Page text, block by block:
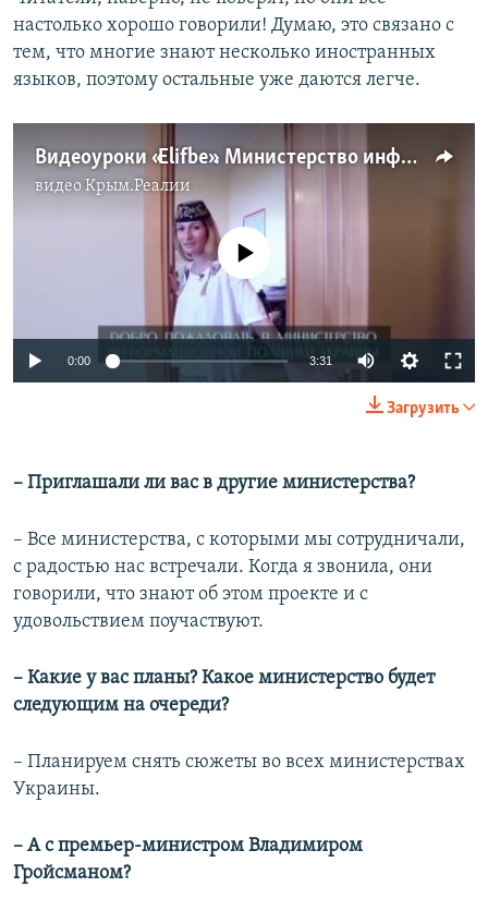
настолько хорошо говорили! Думаю, это связано с
тем, что многие знают несколько иностранных
языков, поэтому остальные уже даются легче.
Видеоуроки «Elifbe». Министерство информационной политики Украины по-крымскотатарски (видео)
видео Крым.Реалии
No media source currently available
0:00 3:31
Загрузить
– Приглашали ли вас в другие министерства?
– Все министерства, с которыми мы сотрудничали,
с радостью нас встречали. Когда я звонила, они
говорили, что знают об этом проекте и с
удовольствием поучаствуют.
– Какие у вас планы? Какое министерство будет
следующим на очереди?
– Планируем снять сюжеты во всех министерствах
Украины.
– А с премьер-министром Владимиром
Гройсманом?